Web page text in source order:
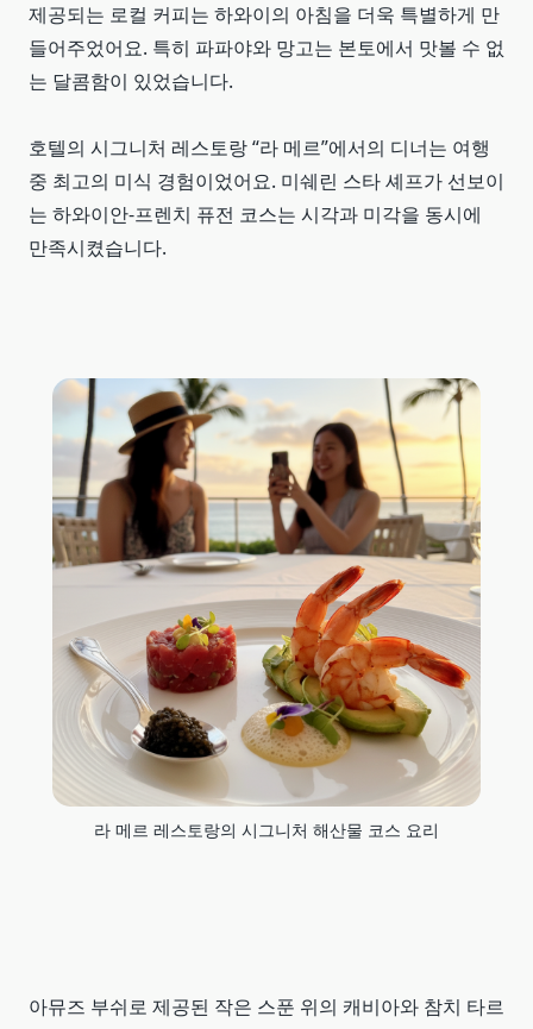
제공되는 로컬 커피는 하와이의 아침을 더욱 특별하게 만
들어주었어요. 특히 파파야와 망고는 본토에서 맛볼 수 없
는 달콤함이 있었습니다.
호텔의 시그니처 레스토랑 “라 메르”에서의 디너는 여행
중 최고의 미식 경험이었어요. 미쉐린 스타 셰프가 선보이
는 하와이안-프렌치 퓨전 코스는 시각과 미각을 동시에
만족시켰습니다.
라 메르 레스토랑의 시그니처 해산물 코스 요리
아뮤즈 부쉬로 제공된 작은 스푼 위의 캐비아와 참치 타르